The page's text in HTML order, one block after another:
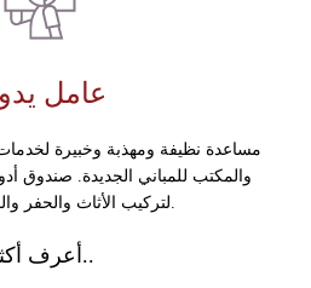
عامل
مساعدة نظيفة ومهذبة وخبيرة
والمكتب للمباني الجديدة. صندوق
لتركيب الأثاث والحفر والصحية والمزيد.
أعرف أكثر..